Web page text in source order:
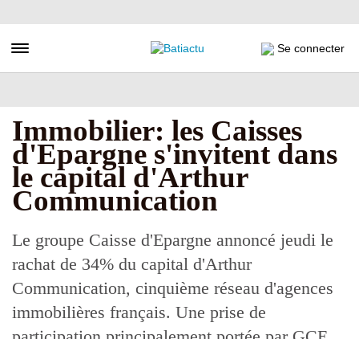
au
principal
Toggle navigation Se connecter
Immobilier: les Caisses
d'Epargne s'invitent dans
le capital d'Arthur
Communication
Le groupe Caisse d'Epargne annoncé jeudi le
rachat de 34% du capital d'Arthur
Communication, cinquième réseau d'agences
immobilières français. Une prise de